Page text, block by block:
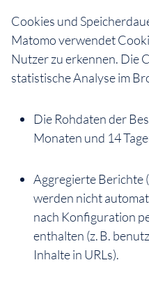
Cookies und
Matomo verwendet
Nutzer zu erkennen. Die
statistische Analyse im
Die Rohdaten der
Monaten und 14
Aggregierte Berichte
werden nicht
nach Konfiguration
enthalten (z. B.
Inhalte in URLs).